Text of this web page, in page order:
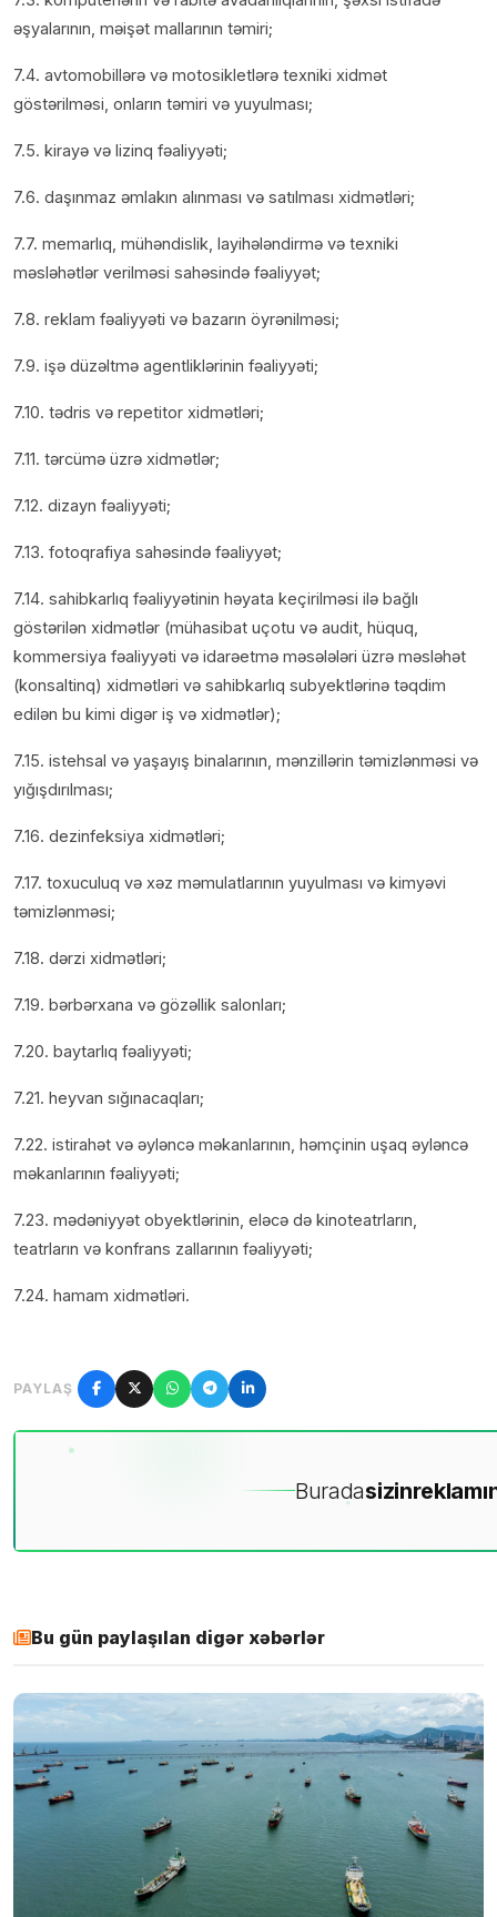
əşyalarının, məişət mallarının təmiri;
7.4. avtomobillərə və motosikletlərə texniki xidmət
göstərilməsi, onların təmiri və yuyulması;
7.5. kirayə və lizinq fəaliyyəti;
7.6. daşınmaz əmlakın alınması və satılması xidmətləri;
7.7. memarlıq, mühəndislik, layihələndirmə və texniki
məsləhətlər verilməsi sahəsində fəaliyyət;
7.8. reklam fəaliyyəti və bazarın öyrənilməsi;
7.9. işə düzəltmə agentliklərinin fəaliyyəti;
7.10. tədris və repetitor xidmətləri;
7.11. tərcümə üzrə xidmətlər;
7.12. dizayn fəaliyyəti;
7.13. fotoqrafiya sahəsində fəaliyyət;
7.14. sahibkarlıq fəaliyyətinin həyata keçirilməsi ilə bağlı
göstərilən xidmətlər (mühasibat uçotu və audit, hüquq,
kommersiya fəaliyyəti və idarəetmə məsələləri üzrə məsləhət
(konsaltinq) xidmətləri və sahibkarlıq subyektlərinə təqdim
edilən bu kimi digər iş və xidmətlər);
7.15. istehsal və yaşayış binalarının, mənzillərin təmizlənməsi və
yığışdırılması;
7.16. dezinfeksiya xidmətləri;
7.17. toxuculuq və xəz məmulatlarının yuyulması və kimyəvi
təmizlənməsi;
7.18. dərzi xidmətləri;
7.19. bərbərxana və gözəllik salonları;
7.20. baytarlıq fəaliyyəti;
7.21. heyvan sığınacaqları;
7.22. istirahət və əyləncə məkanlarının, həmçinin uşaq əyləncə
məkanlarının fəaliyyəti;
7.23. mədəniyyət obyektlərinin, eləcə də kinoteatrların,
teatrların və konfrans zallarının fəaliyyəti;
7.24. hamam xidmətləri.
PAYLAŞ
Buradasizin
Bu gün paylaşılan digər xəbərlər